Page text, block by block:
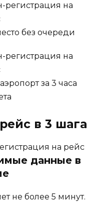
без очереди
за 3 часа
в 3 шага
данные в
не более 5 минут.